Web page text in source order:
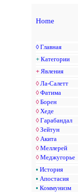
Home
◊ Главная
+ Категории
+ Явления
◊ Ла-Салетт
◊ Фатима
◊ Борен
◊ Хеде
◊ Гарабандал
◊ Зейтун
◊ Акита
◊ Меллерей
◊ Меджугорье
• История
• Апостасия
• Коммунизм